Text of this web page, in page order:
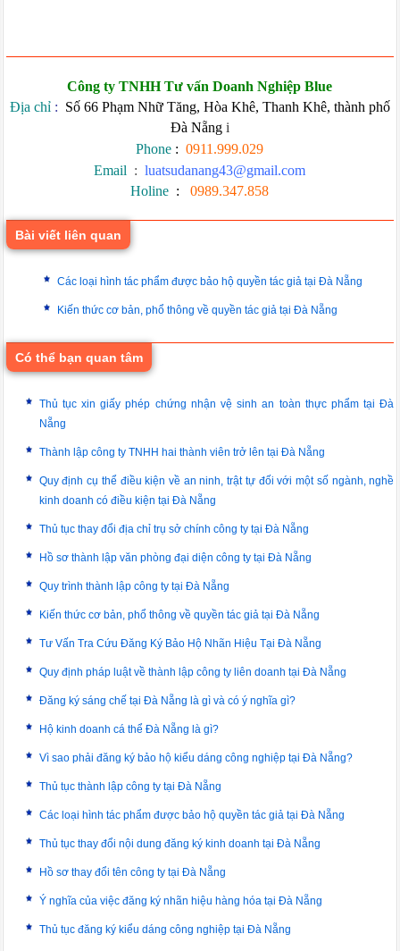
Công ty TNHH Tư vấn Doanh Nghiệp Blue
Địa chỉ: Số 66 Phạm Nhữ Tăng, Hòa Khê, Thanh Khê, thành phố
Đà Nẵng i
Phone : 0911.999.029
Email : luatsudanang43@gmail.com
Holine : 0989.347.858
Bài viết liên quan
Các loại hình tác phẩm được bảo hộ quyền tác giả tại Đà Nẵng
Kiến thức cơ bản, phổ thông về quyền tác giả tại Đà Nẵng
Có thể bạn quan tâm
Thủ tục xin giấy phép chứng nhận vệ sinh an toàn thực phẩm tại Đà
Nẵng
Thành lập công ty TNHH hai thành viên trở lên tại Đà Nẵng
Quy định cụ thể điều kiện về an ninh, trật tự đối với một số ngành, nghề
kinh doanh có điều kiện tại Đà Nẵng
Thủ tục thay đổi địa chỉ trụ sở chính công ty tại Đà Nẵng
Hồ sơ thành lập văn phòng đại diện công ty tại Đà Nẵng
Quy trình thành lập công ty tại Đà Nẵng
Kiến thức cơ bản, phổ thông về quyền tác giả tại Đà Nẵng
Tư Vấn Tra Cứu Đăng Ký Bảo Hộ Nhãn Hiệu Tại Đà Nẵng
Quy định pháp luật về thành lập công ty liên doanh tại Đà Nẵng
Đăng ký sáng chế tại Đà Nẵng là gì và có ý nghĩa gì?
Hộ kinh doanh cá thể Đà Nẵng là gì?
Vì sao phải đăng ký bảo hộ kiểu dáng công nghiệp tại Đà Nẵng?
Thủ tục thành lập công ty tại Đà Nẵng
Các loại hình tác phẩm được bảo hộ quyền tác giả tại Đà Nẵng
Thủ tục thay đổi nội dung đăng ký kinh doanh tại Đà Nẵng
Hồ sơ thay đổi tên công ty tại Đà Nẵng
Ý nghĩa của việc đăng ký nhãn hiệu hàng hóa tại Đà Nẵng
Thủ tục đăng ký kiểu dáng công nghiệp tại Đà Nẵng